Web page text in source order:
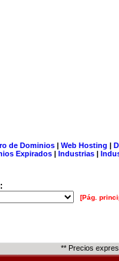
de Dominios| Web Hosting |
Expirados | Industrias |
[Pág.
** Precios